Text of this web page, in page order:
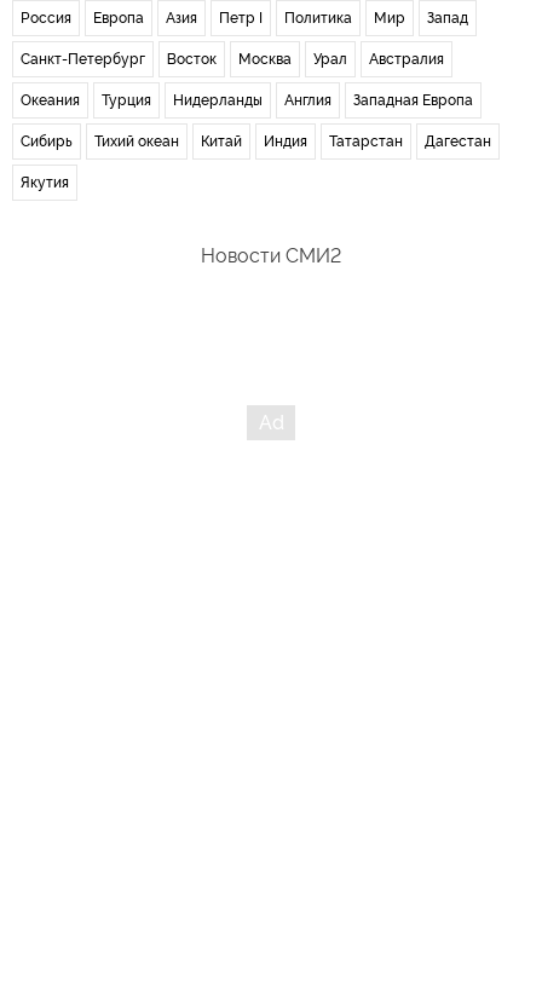
Россия Европа Азия Петр I Политика Мир Запад
Санкт-Петербург Восток Москва Урал Австралия
Океания Турция Нидерланды Англия Западная Европа
Сибирь Тихий океан Китай Индия Татарстан Дагестан
Якутия
Новости СМИ2